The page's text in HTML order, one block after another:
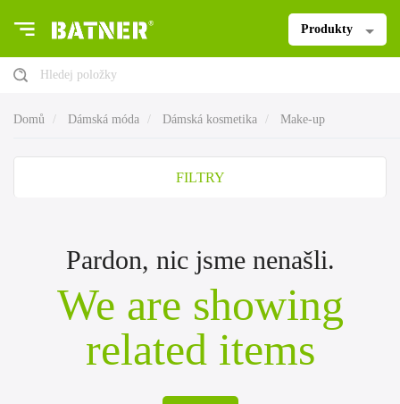
Produkty
Hledej položky
Domů Dámská móda Dámská kosmetika Make-up
FILTRY
Pardon, nic jsme nenašli.
We are showing
related items